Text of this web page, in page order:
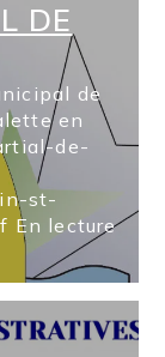
DE
de
en
de-
st-
En lecture